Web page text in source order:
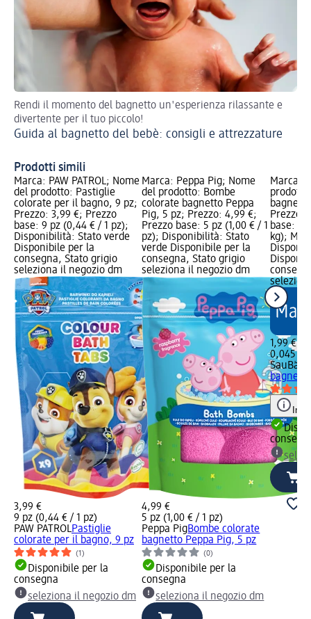
Rendi il momento del bagnetto un'esperienza rilassante e
divertente per il tuo piccolo!
Guida al bagnetto del bebè: consigli e attrezzature
Prodotti simili
Marca: PAW PATROL; Nome
del prodotto: Pastiglie
colorate per il bagno, 9 pz;
Prezzo: 3,99 €; Prezzo
base: 9 pz (0,44 € / 1 pz);
Disponibilità: Stato verde
Disponibile per la
consegna, Stato grigio
seleziona il negozio dm
3,99 €
9 pz (0,44 € / 1 pz)
PAW PATROLPastiglie
colorate per il bagno, 9 pz
(1)
Disponibile per la
consegna
seleziona il negozio dm
Marca: Peppa Pig; Nome
del prodotto: Bombe
colorate bagnetto Peppa
Pig, 5 pz; Prezzo: 4,99 €;
Prezzo base: 5 pz (1,00 € / 1
pz); Disponibilità: Stato
verde Disponibile per la
consegna, Stato grigio
seleziona il negozio dm
4,99 €
5 pz (1,00 € / 1 pz)
Peppa PigBombe colorate
bagnetto Peppa Pig, 5 pz
(0)
Disponibile per la
consegna
seleziona il negozio dm
Marca:
Prezzo:
base:
kg);
1,99 €
0,045 kg
SauBär